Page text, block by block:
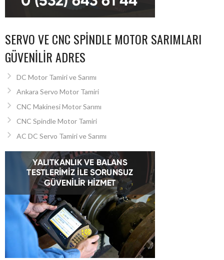
SERVO VE CNC SPINDLE MOTOR SARIMLARI
GÜVENILIR ADRES
DC Motor Tamiri ve Sarımı
Ankara Servo Motor Tamiri
CNC Makinesi Motor Sarımı
CNC Spindle Motor Tamiri
AC DC Servo Tamiri ve Sarımı